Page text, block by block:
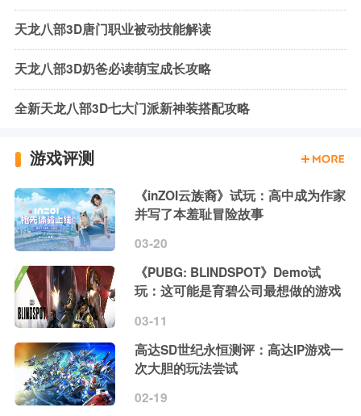
天龙八部3D唐门职业被动技能解读
天龙八部3D奶爸必读萌宝成长攻略
全新天龙八部3D七大门派新神装搭配攻略
游戏评测
《inZOI云族裔》试玩：高中成为作家
并写了本羞耻冒险故事
03-20
《PUBG: BLINDSPOT》Demo试
玩：这可能是育碧公司最想做的游戏
03-11
高达SD世纪永恒测评：高达IP游戏一
次大胆的玩法尝试
02-19